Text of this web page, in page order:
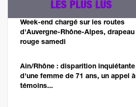
LES PLUS LUS
Week-end chargé sur les routes
d'Auvergne-Rhône-Alpes, drapeau
rouge samedi
Ain/Rhône : disparition inquiétante
d'une femme de 71 ans, un appel à
témoins...